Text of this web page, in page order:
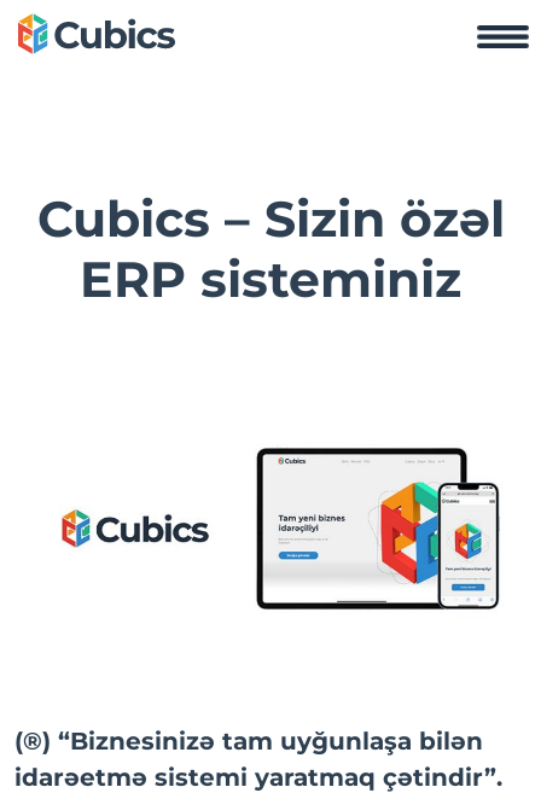
Cubics – Sizin özəl
ERP sisteminiz
(®) “Biznesinizə tam uyğunlaşa bilən
idarəetmə sistemi yaratmaq çətindir”.